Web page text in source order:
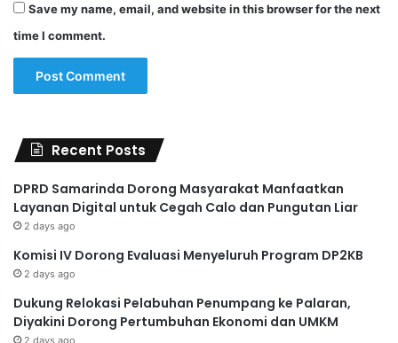
Save my name, email, and website in this browser for the next
time I comment.
Recent Posts
DPRD Samarinda Dorong Masyarakat Manfaatkan
Layanan Digital untuk Cegah Calo dan Pungutan Liar
2 days ago
Komisi IV Dorong Evaluasi Menyeluruh Program DP2KB
2 days ago
Dukung Relokasi Pelabuhan Penumpang ke Palaran,
Diyakini Dorong Pertumbuhan Ekonomi dan UMKM
2 days ago